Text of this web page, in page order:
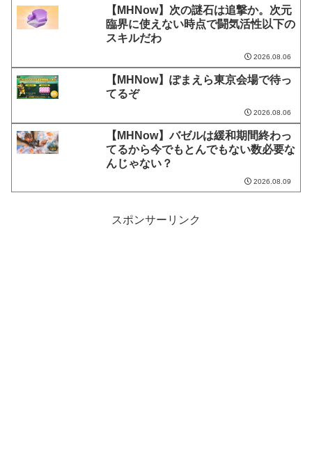
【MHNow】次の謎石は追撃か。次元
臨界に使えない時点で闘気活性以下の
スキルだわ
2026.08.06
【MHNow】ぽまえら東京会場で待っ
てるぞ
2026.08.06
【MHNow】バゼルは緩和期間終わっ
てるから今でもとんでもない数必要な
んじゃない？
2026.08.09
スポンサーリンク